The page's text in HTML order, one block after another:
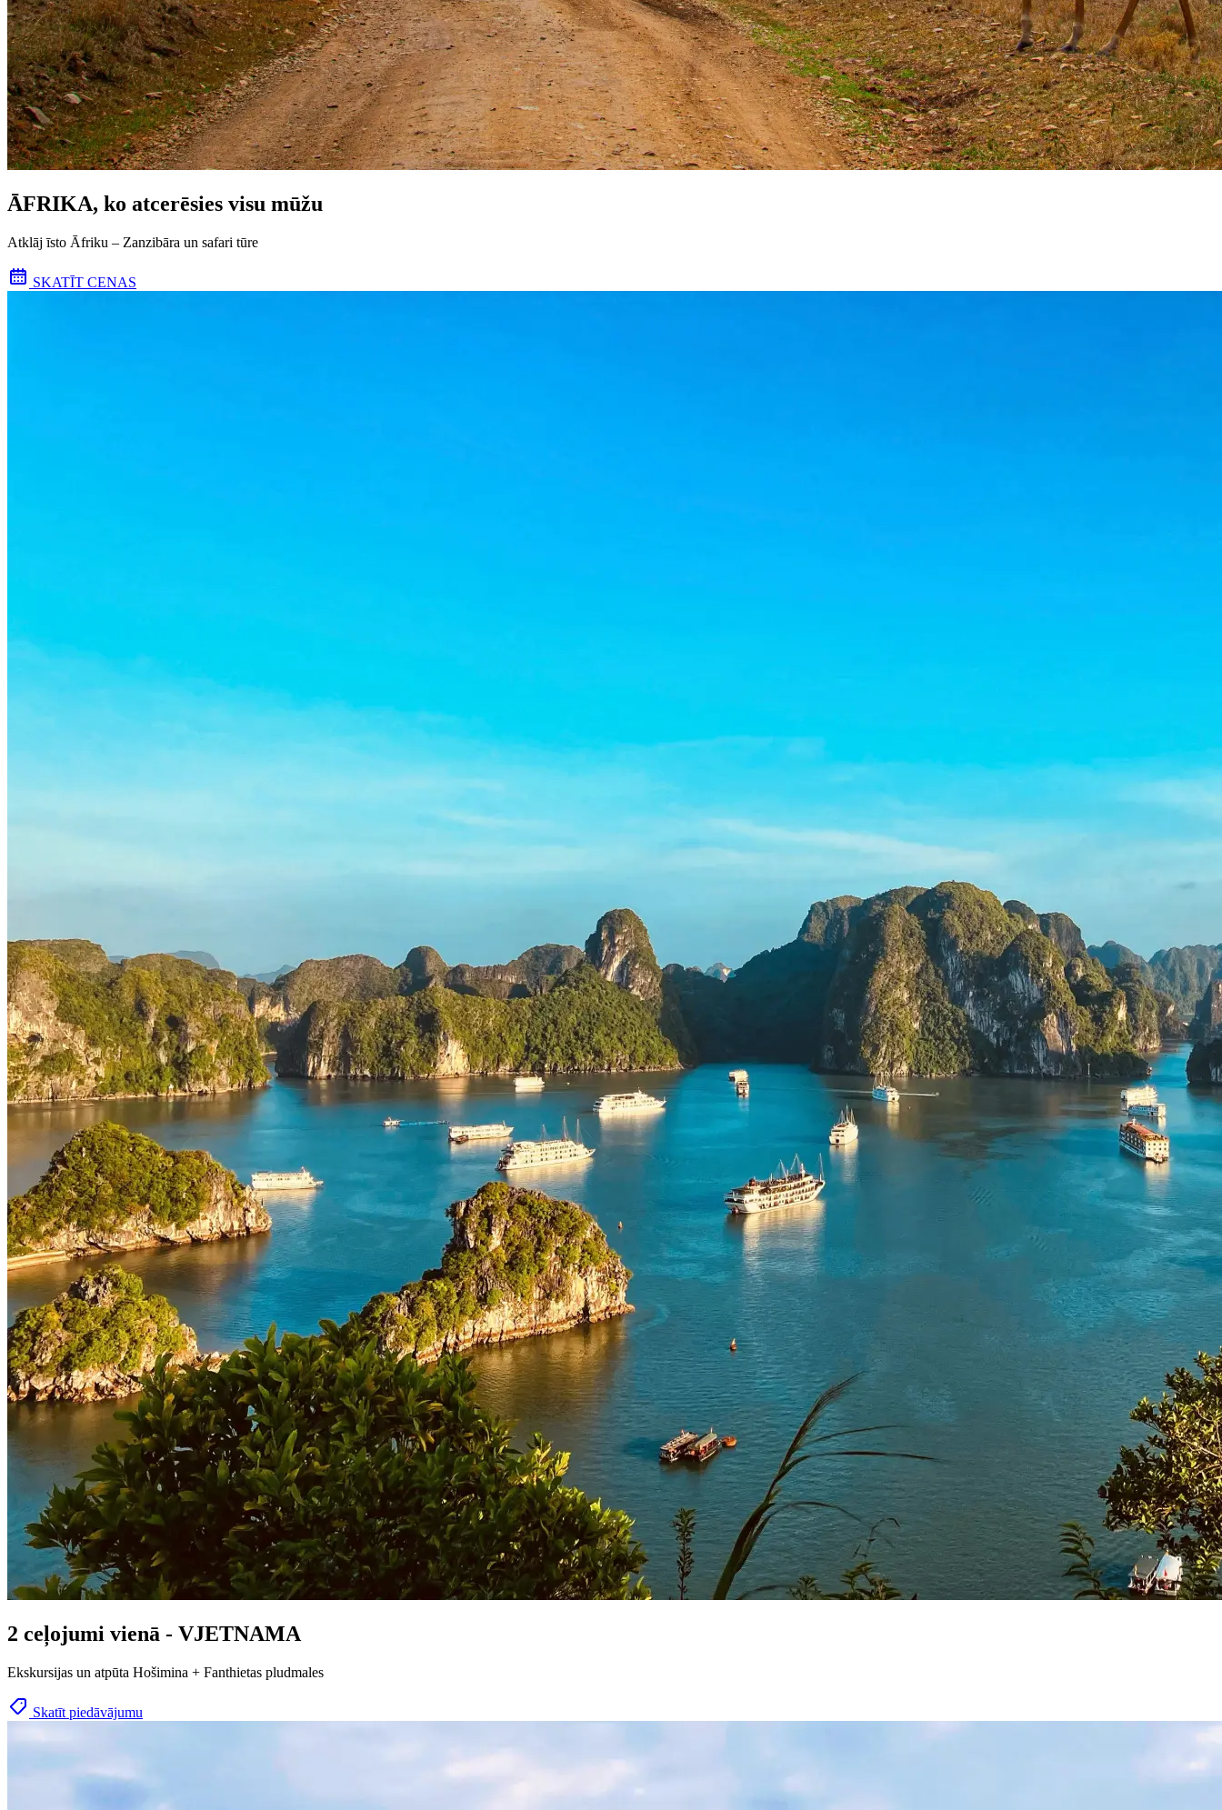
ĀFRIKA, ko atcerēsies visu mūžu
Atklāj īsto Āfriku – Zanzibāra un safari tūre
SKATĪT CENAS
2 ceļojumi vienā - VJETNAMA
Ekskursijas un atpūta Hošimina + Fanthietas pludmales
Skatīt piedāvājumu